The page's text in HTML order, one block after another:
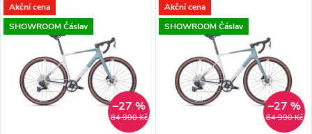
Akční cena
SHOWROOM Čáslav
84 990 Kč
–27 %
Akční cena
SHOWROOM Čáslav
84 990 Kč
–27 %